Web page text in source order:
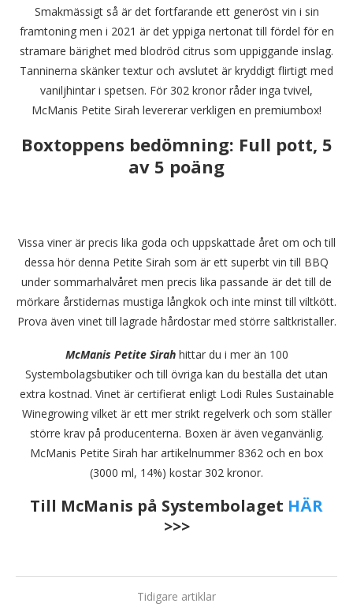
Smakmässigt så är det fortfarande ett generöst vin i sin
framtoning men i 2021 är det yppiga nertonat till fördel för en
stramare bärighet med blodröd citrus som uppiggande inslag.
Tanninerna skänker textur och avslutet är kryddigt flirtigt med
vaniljhintar i spetsen. För 302 kronor råder inga tvivel,
McManis Petite Sirah levererar verkligen en premiumbox!
Boxtoppens bedömning: Full pott, 5
av 5 poäng
Vissa viner är precis lika goda och uppskattade året om och till
dessa hör denna Petite Sirah som är ett superbt vin till BBQ
under sommarhalvåret men precis lika passande är det till de
mörkare årstidernas mustiga långkok och inte minst till viltkött.
Prova även vinet till lagrade hårdostar med större saltkristaller.
McManis Petite Sirahhittar du i mer än 100
Systembolagsbutiker och till övriga kan du beställa det utan
extra kostnad. Vinet är certifierat enligt Lodi Rules Sustainable
Winegrowing vilket är ett mer strikt regelverk och som ställer
större krav på producenterna. Boxen är även veganvänlig.
McManis Petite Sirah har artikelnummer 8362 och en box
(3000 ml, 14%) kostar 302 kronor.
Till McManis på Systembolaget HÄR
>>>
Tidigare artiklar